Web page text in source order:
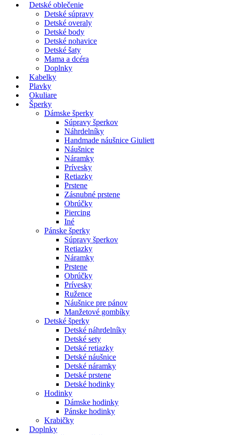
Detské oblečenie
Detské súpravy
Detské overaly
Detské body
Detské nohavice
Detské šaty
Mama a dcéra
Doplnky
Kabelky
Plavky
Okuliare
Šperky
Dámske šperky
Súpravy šperkov
Náhrdelníky
Handmade náušnice Giuliett
Náušnice
Náramky
Prívesky
Retiazky
Prstene
Zásnubné prstene
Obrúčky
Piercing
Iné
Pánske šperky
Súpravy šperkov
Retiazky
Náramky
Prstene
Obrúčky
Prívesky
Ružence
Náušnice pre pánov
Manžetové gombíky
Detské šperky
Detské náhrdelníky
Detské sety
Detské retiazky
Detské náušnice
Detské náramky
Detské prstene
Detské hodinky
Hodinky
Dámske hodinky
Pánske hodinky
Krabičky
Doplnky